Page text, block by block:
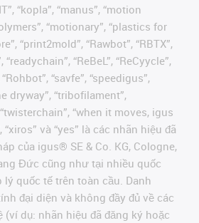
“kopla”, “manus”, “motion
“motionary”, “plastics for
“print2mold”, “Rawbot”, “RBTX”,
“readychain”, “ReBeL”, “ReCyycle”,
“savfe”, “speedigus”,
dryway”, “tribofilament”,
“when it moves, igus
“xiros” và “yes” là các nhãn hiệu đã
của igus® SE & Co. KG, Cologne,
Đức cũng như tại nhiều quốc
quốc tế trên toàn cầu. Danh
đại diện và không đầy đủ về các
dụ: nhãn hiệu đã đăng ký hoặc